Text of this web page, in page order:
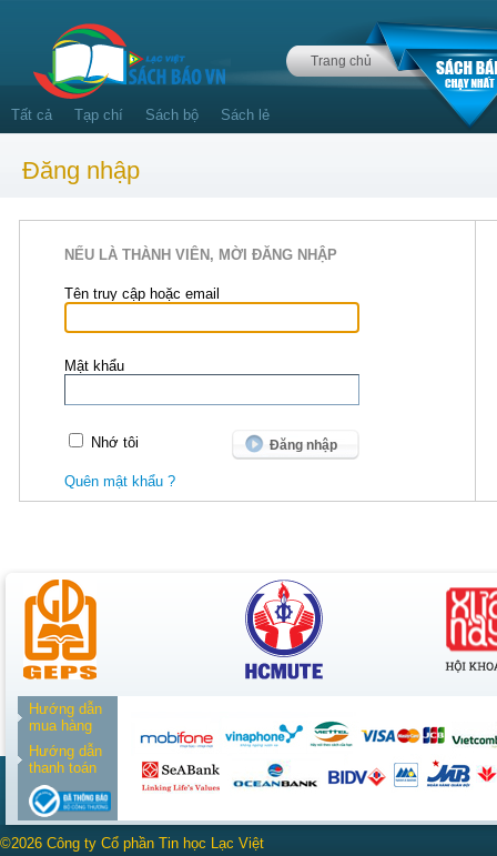
Trang chủ
Tất cả Tạp chí Sách bộ Sách lẻ
Đăng nhập
NẾU LÀ THÀNH VIÊN, MỜI ĐĂNG NHẬP
Tên truy cập hoặc email
Mật khẩu
Nhớ tôi
Quên mật khẩu ?
Hướng dẫn
mua hàng
Hướng dẫn
thanh toán
©2026 Công ty Cổ phần Tin học Lạc Việt